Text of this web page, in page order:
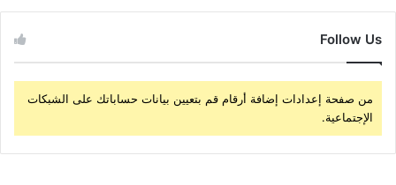
Follow Us
من صفحة إعدادات إضافة أرقام قم بتعيين بيانات حساباتك على الشبكات
الإجتماعية.